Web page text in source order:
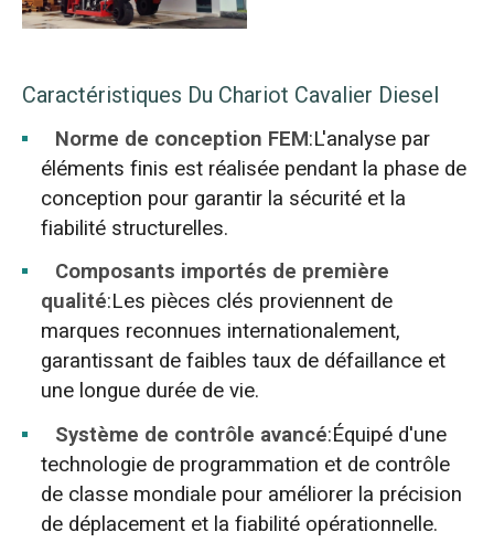
Caractéristiques Du Chariot Cavalier Diesel
Norme de conception FEM:L'analyse par
éléments finis est réalisée pendant la phase de
conception pour garantir la sécurité et la
fiabilité structurelles.
Composants importés de première
qualité:Les pièces clés proviennent de
marques reconnues internationalement,
garantissant de faibles taux de défaillance et
une longue durée de vie.
Système de contrôle avancé:Équipé d'une
technologie de programmation et de contrôle
de classe mondiale pour améliorer la précision
de déplacement et la fiabilité opérationnelle.